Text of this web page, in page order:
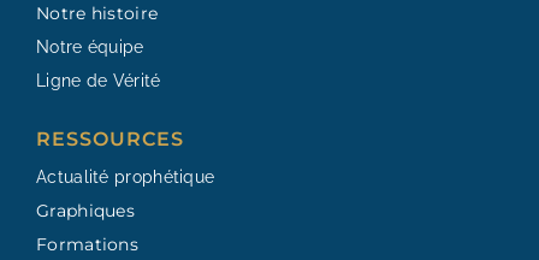
Notre histoire
Notre équipe
Ligne de Vérité
RESSOURCES​
Actualité prophétique
Graphiques
Formations